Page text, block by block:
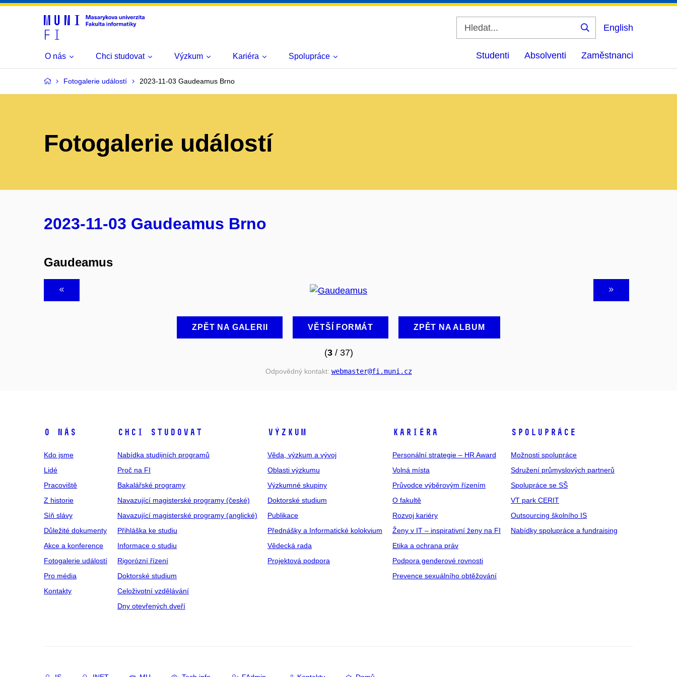
Vyhledat
English
O nás Chci studovat Výzkum Kariéra Spolupráce Studenti Absolventi Zaměstnanci
Fotogalerie událostí 2023-11-03 Gaudeamus Brno
Fotogalerie událostí
2023-11-03 Gaudeamus Brno
Gaudeamus
ZPĚT NA GALERII VĚTŠÍ FORMÁT ZPĚT NA ALBUM
(3/ 37)
Odpovědný kontakt: webmaster@fi .muni .cz
O NÁS
Kdo jsme
Lidé
Pracoviště
Z historie
Síň slávy
Důležité dokumenty
Akce a konference
Fotogalerie událostí
Pro média
Kontakty
CHCI STUDOVAT
Nabídka studijních programů
Proč na FI
Bakalářské programy
Navazující magisterské programy (české)
Navazující magisterské programy (anglické)
Přihláška ke studiu
Informace o studiu
Rigorózní řízení
Doktorské studium
Celoživotní vzdělávání
Dny otevřených dveří
VÝZKUM
Věda, výzkum a vývoj
Oblasti výzkumu
Výzkumné skupiny
Doktorské studium
Publikace
Přednášky a Informatické kolokvium
Vědecká rada
Projektová podpora
KARIÉRA
Personální strategie – HR Award
Volná místa
Průvodce výběrovým řízením
O fakultě
Rozvoj kariéry
Ženy v IT – inspirativní ženy na FI
Etika a ochrana práv
Podpora genderové rovnosti
Prevence sexuálního obtěžování
SPOLUPRÁCE
Možnosti spolupráce
Sdružení průmyslových partnerů
Spolupráce se SŠ
VT park CERIT
Outsourcing školního IS
Nabídky spolupráce a fundraising